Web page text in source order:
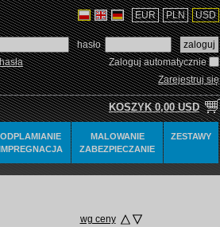
USD
PLN
EUR
hasło
Zaloguj automatycznie
Zarejestruj się
KOSZYK 0,00 USD
ODPLAMIANIE
MALOWANIE
ZABEZPIECZANIE
ZESTAWY
wg ceny